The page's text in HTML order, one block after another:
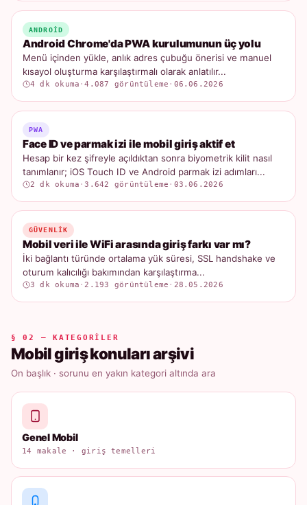
ANDROID
Android Chrome'da PWA kurulumunun üç yolu
Menü içinden yükle, anlık adres çubuğu önerisi ve manuel
kısayol oluşturma karşılaştırmalı olarak anlatılır...
4 dk okuma ·4.087 görüntüleme · 06.06.2026
PWA
Face ID ve parmak izi ile mobil giriş aktif et
Hesap bir kez şifreyle açıldıktan sonra biyometrik kilit nasıl
tanımlanır; iOS Touch ID ve Android parmak izi adımları...
2 dk okuma ·3.642 görüntüleme · 03.06.2026
GÜVENLIK
Mobil veri ile WiFi arasında giriş farkı var mı?
İki bağlantı türünde ortalama yük süresi, SSL handshake ve
oturum kalıcılığı bakımından karşılaştırma...
3 dk okuma ·2.193 görüntüleme · 28.05.2026
§ 02 — KATEGORILER
Mobil giriş konuları arşivi
On başlık · sorunu en yakın kategori altında ara
Genel Mobil
14 makale · giriş temelleri